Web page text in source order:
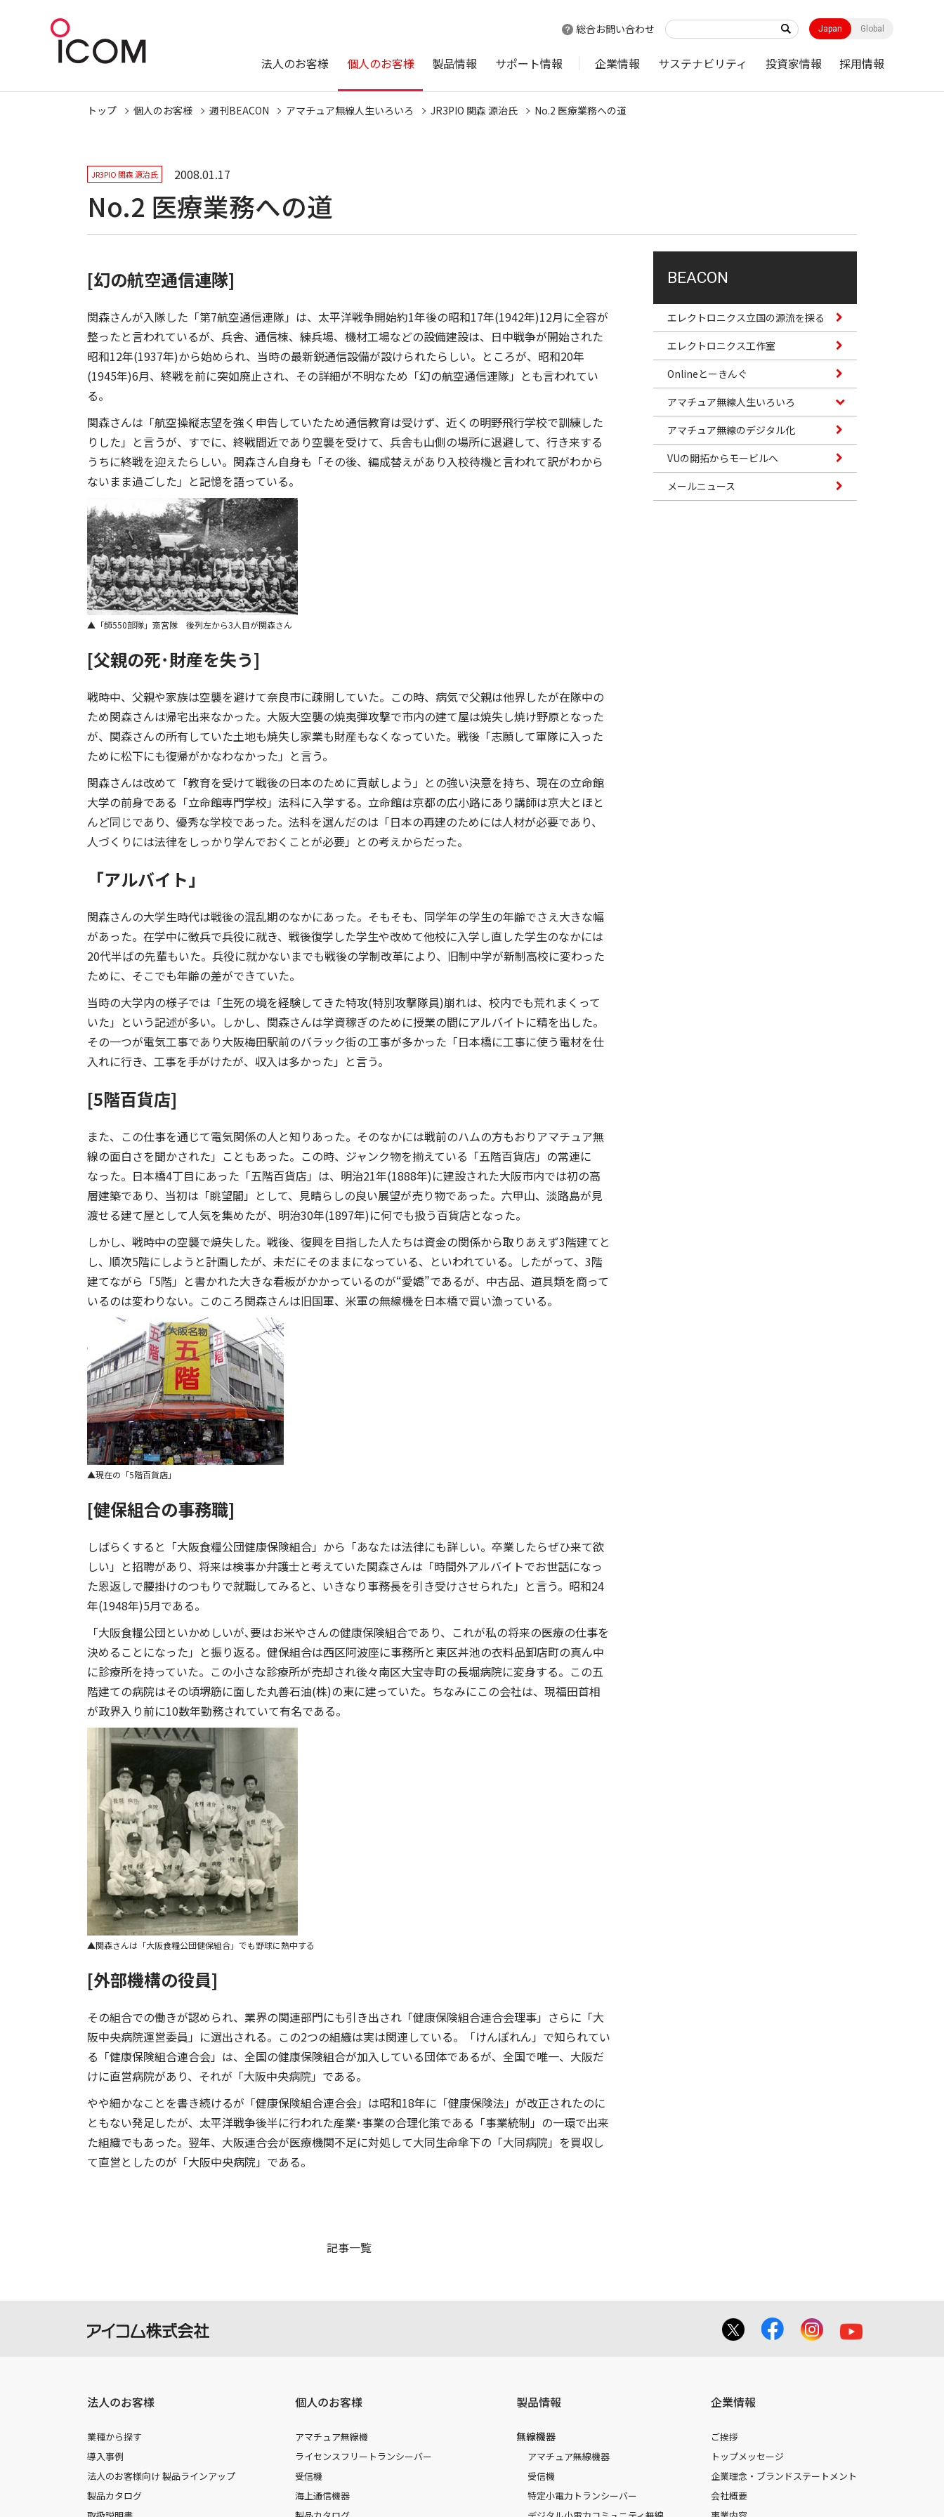
総合お問い合わせ Japan Global
法人のお客様 個人のお客様 製品情報 サポート情報 企業情報 サステナビリティ 投資家情報 採用情報
トップ 個人のお客様 週刊BEACON アマチュア無線人生いろいろ JR3PIO 関森 源治氏 No.2 医療業務への道
JR3PIO 関森 源治氏 2008.01.17
No.2 医療業務への道
[幻の航空通信連隊]
関森さんが入隊した「第7航空通信連隊」は、太平洋戦争開始約1年後の昭和17年(1942年)12月に全容が
整ったと言われているが、兵舎、通信棟、練兵場、機材工場などの設備建設は、日中戦争が開始された
昭和12年(1937年)から始められ、当時の最新鋭通信設備が設けられたらしい。ところが、昭和20年
(1945年)6月、終戦を前に突如廃止され、その詳細が不明なため「幻の航空通信連隊」とも言われてい
る。
関森さんは「航空操縦志望を強く申告していたため通信教育は受けず、近くの明野飛行学校で訓練した
りした」と言うが、すでに、終戦間近であり空襲を受けて、兵舎も山側の場所に退避して、行き来する
うちに終戦を迎えたらしい。関森さん自身も「その後、編成替えがあり入校待機と言われて訳がわから
ないまま過ごした」と記憶を語っている。
「師550部隊」斎宮隊 後列左から3人目が関森さん
[父親の死･財産を失う]
戦時中、父親や家族は空襲を避けて奈良市に疎開していた。この時、病気で父親は他界したが在隊中の
ため関森さんは帰宅出来なかった。大阪大空襲の焼夷弾攻撃で市内の建て屋は焼失し焼け野原となった
が、関森さんの所有していた土地も焼失し家業も財産もなくなっていた。戦後「志願して軍隊に入った
ために松下にも復帰がかなわなかった」と言う。
関森さんは改めて「教育を受けて戦後の日本のために貢献しよう」との強い決意を持ち、現在の立命館
大学の前身である「立命館専門学校」法科に入学する。立命館は京都の広小路にあり講師は京大とほと
んど同じであり、優秀な学校であった。法科を選んだのは「日本の再建のためには人材が必要であり、
人づくりには法律をしっかり学んでおくことが必要」との考えからだった。
「アルバイト」
関森さんの大学生時代は戦後の混乱期のなかにあった。そもそも、同学年の学生の年齢でさえ大きな幅
があった。在学中に徴兵で兵役に就き、戦後復学した学生や改めて他校に入学し直した学生のなかには
20代半ばの先輩もいた。兵役に就かないまでも戦後の学制改革により、旧制中学が新制高校に変わった
ために、そこでも年齢の差ができていた。
当時の大学内の様子では「生死の境を経験してきた特攻(特別攻撃隊員)崩れは、校内でも荒れまくって
いた」という記述が多い。しかし、関森さんは学資稼ぎのために授業の間にアルバイトに精を出した。
その一つが電気工事であり大阪梅田駅前のバラック街の工事が多かった「日本橋に工事に使う電材を仕
入れに行き、工事を手がけたが、収入は多かった」と言う。
[5階百貨店]
また、この仕事を通じて電気関係の人と知りあった。そのなかには戦前のハムの方もおりアマチュア無
線の面白さを聞かされた」こともあった。この時、ジャンク物を揃えている「五階百貨店」の常連に
なった。日本橋4丁目にあった「五階百貨店」は、明治21年(1888年)に建設された大阪市内では初の高
層建築であり、当初は「眺望閣」として、見晴らしの良い展望が売り物であった。六甲山、淡路島が見
渡せる建て屋として人気を集めたが、明治30年(1897年)に何でも扱う百貨店となった。
しかし、戦時中の空襲で焼失した。戦後、復興を目指した人たちは資金の関係から取りあえず3階建てと
し、順次5階にしようと計画したが、未だにそのままになっている、といわれている。したがって、3階
建てながら「5階」と書かれた大きな看板がかかっているのが“愛嬌”であるが、中古品、道具類を商って
いるのは変わりない。このころ関森さんは旧国軍、米軍の無線機を日本橋で買い漁っている。
現在の「5階百貨店」
[健保組合の事務職]
しばらくすると「大阪食糧公団健康保険組合」から「あなたは法律にも詳しい。卒業したらぜひ来て欲
しい」と招聘があり、将来は検事か弁護士と考えていた関森さんは「時間外アルバイトでお世話になっ
た恩返しで腰掛けのつもりで就職してみると、いきなり事務長を引き受けさせられた」と言う。昭和24
年(1948年)5月である。
「大阪食糧公団といかめしいが､要はお米やさんの健康保険組合であり、これが私の将来の医療の仕事を
決めることになった」と振り返る。健保組合は西区阿波座に事務所と東区丼池の衣料品卸店町の真ん中
に診療所を持っていた。この小さな診療所が売却され後々南区大宝寺町の長堀病院に変身する。この五
階建ての病院はその頃堺筋に面した丸善石油(株)の東に建っていた。ちなみにこの会社は、現福田首相
が政界入り前に10数年勤務されていて有名である。
関森さんは「大阪食糧公団健保組合」でも野球に熱中する
[外部機構の役員]
その組合での働きが認められ、業界の関連部門にも引き出され「健康保険組合連合会理事」さらに「大
阪中央病院運営委員」に選出される。この2つの組織は実は関連している。「けんぽれん」で知られてい
る「健康保険組合連合会」は、全国の健康保険組合が加入している団体であるが、全国で唯一、大阪だ
けに直営病院があり、それが「大阪中央病院」である。
やや細かなことを書き続けるが「健康保険組合連合会」は昭和18年に「健康保険法」が改正されたのに
ともない発足したが、太平洋戦争後半に行われた産業･事業の合理化策である「事業統制」の一環で出来
た組織でもあった。翌年、大阪連合会が医療機関不足に対処して大同生命傘下の「大同病院」を買収し
て直営としたのが「大阪中央病院」である。
記事一覧
BEACON
エレクトロニクス立国の源流を探る
エレクトロニクス工作室
Onlineとーきんぐ
アマチュア無線人生いろいろ
アマチュア無線のデジタル化
VUの開拓からモービルへ
メールニュース
法人のお客様
業種から探す
導入事例
法人のお客様向け 製品ラインアップ
製品カタログ
個人のお客様
アマチュア無線機
ライセンスフリートランシーバー
受信機
海上通信機器
製品情報
無線機器
アマチュア無線機器
受信機
特定小電力トランシーバー
企業情報
ご挨拶
トップメッセージ
企業理念・ブランドステートメント
会社概要